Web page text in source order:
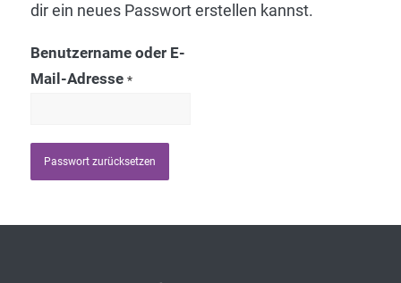
dir ein neues Passwort erstellen kannst.
Benutzername oder E-
Mail-Adresse *
Passwort zurücksetzen